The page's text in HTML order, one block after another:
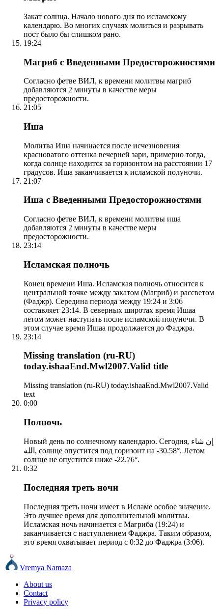
Закат солнца. Начало нового дня по исламскому
календарю. Во многих случаях молиться и разрывать
пост было бы слишком рано.
19:24
Магриб с Введенными Предосторожностями
Согласно фетве ВИЛ, к времени молитвы магриб
добавляются 2 минуты в качестве меры
предосторожности.
21:05
Иша
Молитва Иша начинается после исчезновения
красноватого оттенка вечерней зари, примерно тогда,
когда солнце находится за горизонтом на расстоянии 17
градусов. Иша заканчивается к исламской полуночи.
21:07
Иша с Введенными Предосторожностями
Согласно фетве ВИЛ, к времени молитвы иша
добавляются 2 минуты в качестве меры
предосторожности.
23:14
Исламская полночь
Конец времени Иша. Исламская полночь относится к
центральной точке между закатом (Магриб) и рассветом
(Фаджр). Середина периода между 19:24 и 3:06
составляет 23:14. В северных широтах время Ишаа
летом может наступать после исламской полуночи. В
этом случае время Ишаа продолжается до Фаджра.
23:14
Missing translation (ru-RU)
today.ishaaEnd.Mwl2007.Valid title
Missing translation (ru-RU) today.ishaaEnd.Mwl2007.Valid
text
0:00
Полночь
Новый день по солнечному календарю. Сегодня, إن شاء
الله, солнце опустится под горизонт на -30.58°. Летом
солнце не опустится ниже -22.76°.
0:32
Последняя треть ночи
Последняя треть ночи имеет в Исламе особое значение.
Это лучшее время для дополнительной молитвы.
Исламская ночь начинается с Магриба (19:24) и
заканчивается с наступлением Фаджра. Таким образом,
это время охватывает период с 0:32 до Фаджра (3:06).
Vremya Namaza
About us
Contact
Privacy policy